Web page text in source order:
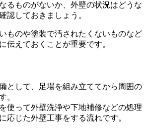
るものがないか、外壁の状況はどうな
認しておきましょう。
ものや塗装で汚されたくないものなど
伝えておくことが重要です。
として、足場を組み立ててから周囲の
。
使って外壁洗浄や下地補修などの処理
応じた外壁工事をする流れです。